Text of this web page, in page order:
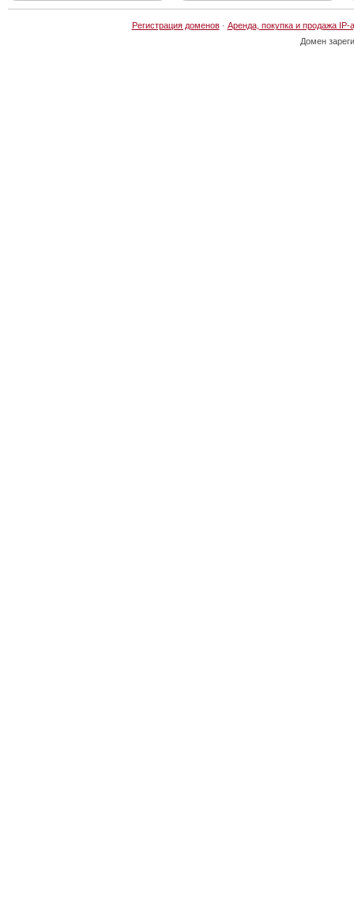
Регистрация доменов· Аренда, покупка и продажа IP-
Домен